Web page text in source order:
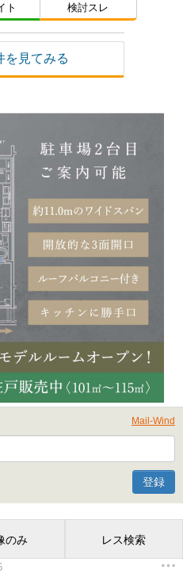
ト 検討スレ
を見てみる
Mail-Wind
登録
のみ レス検索